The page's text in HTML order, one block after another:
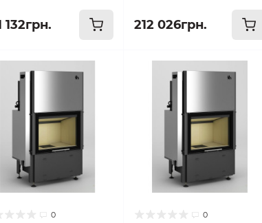
132грн. 212 026грн.
0 0